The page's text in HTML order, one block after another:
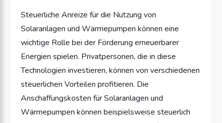
Steuerliche Anreize für die Nutzung von
Solaranlagen und Wärmepumpen können eine
wichtige Rolle bei der Förderung erneuerbarer
Energien spielen. Privatpersonen, die in diese
Technologien investieren, können von verschiedenen
steuerlichen Vorteilen profitieren. Die
Anschaffungskosten für Solaranlagen und
Wärmepumpen können beispielsweise steuerlich